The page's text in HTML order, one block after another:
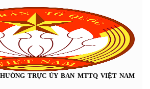
TRỰC ỦY BAN MTTQ VIỆT NAM